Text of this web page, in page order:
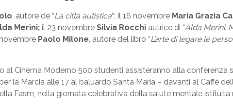
, autore de “La città autistica“; il 16 novembre Maria Grazia
Merini; il 23 novembre Silvia Rocchi autrice di “Alda Merini.
Paolo Milone, autore del libro “L’arte di legare le
al Cinema Moderno 500 studenti assisteranno alla conferenza
la Marcia alle 17 al baluardo Santa Maria – davanti al Caffé
Fasm, nella giornata celebrativa della salute mentale istituita